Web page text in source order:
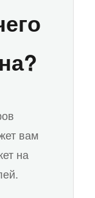
вам
на